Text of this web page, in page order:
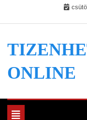
ONLINE
Toggle